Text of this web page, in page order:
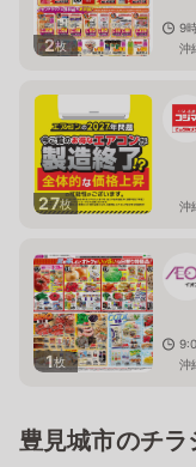
2枚
9
沖
27枚 沖
1枚
沖
豊見城市のチラ